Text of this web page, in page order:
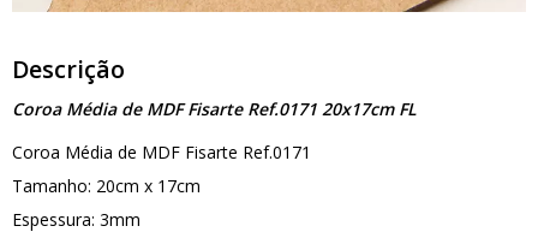
Descrição
Coroa Média de MDF Fisarte Ref.0171 20x17cm FL
Coroa Média de MDF Fisarte Ref.0171
Tamanho: 20cm x 17cm
Espessura: 3mm